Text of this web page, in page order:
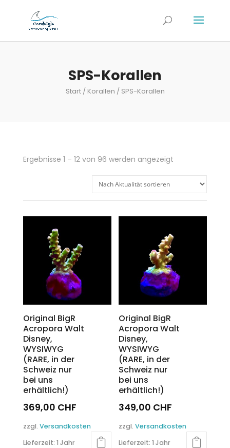
SPS-Korallen
Start/ Korallen / SPS-Korallen
Ergebnisse 1 – 12 von 96 werden angezeigtNach
Original BigR
Acropora Walt
Disney,
WYSIWYG
(RARE, in der
Schweiz nur
bei uns
erhältlich!)
369,00 CHF
zzgl. Versandkosten
Lieferzeit: 1 Jahr
Original BigR
Acropora Walt
Disney,
WYSIWYG
(RARE, in der
Schweiz nur
bei uns
erhältlich!)
349,00 CHF
zzgl.Versandkosten
Lieferzeit:1 Jahr